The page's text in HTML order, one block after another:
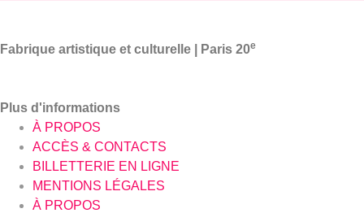
Fabrique artistique et culturelle | Paris 20e
Plus d'informations
À PROPOS
ACCÈS & CONTACTS
BILLETTERIE EN LIGNE
MENTIONS LÉGALES
À PROPOS